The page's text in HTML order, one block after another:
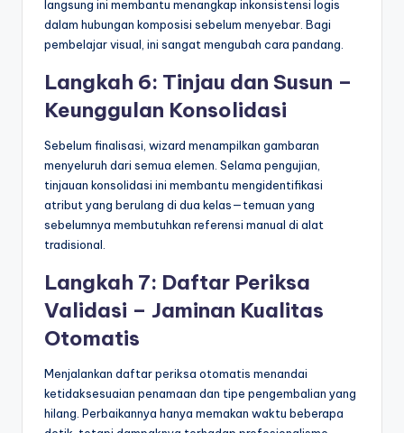
langsung ini membantu menangkap inkonsistensi logis
dalam hubungan komposisi sebelum menyebar. Bagi
pembelajar visual, ini sangat mengubah cara pandang.
Langkah 6: Tinjau dan Susun –
Keunggulan Konsolidasi
Sebelum finalisasi, wizard menampilkan gambaran
menyeluruh dari semua elemen. Selama pengujian,
tinjauan konsolidasi ini membantu mengidentifikasi
atribut yang berulang di dua kelas—temuan yang
sebelumnya membutuhkan referensi manual di alat
tradisional.
Langkah 7: Daftar Periksa
Validasi – Jaminan Kualitas
Otomatis
Menjalankan daftar periksa otomatis menandai
ketidaksesuaian penamaan dan tipe pengembalian yang
hilang. Perbaikannya hanya memakan waktu beberapa